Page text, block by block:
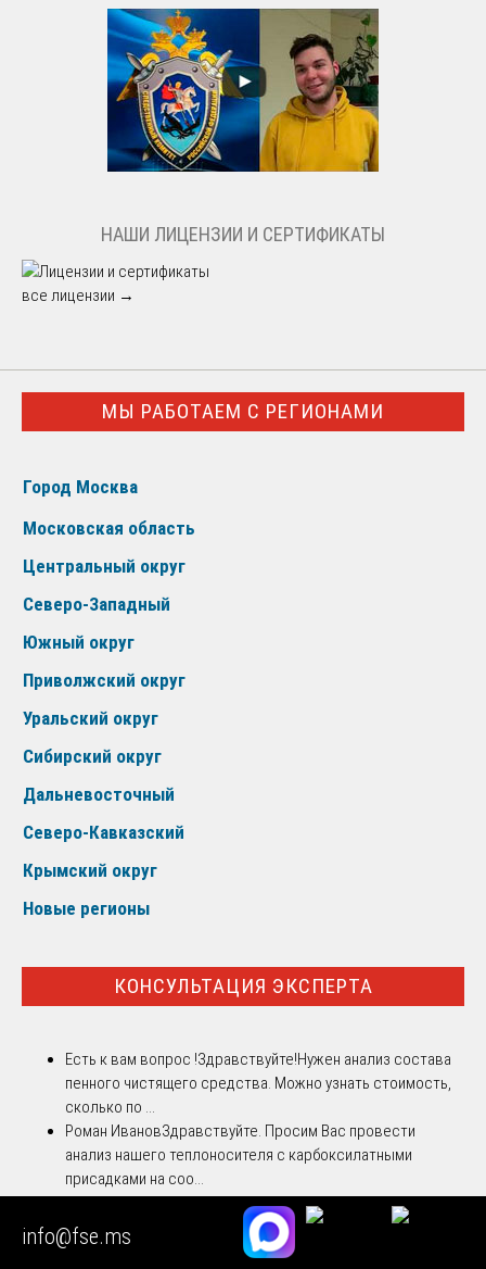
НАШИ ЛИЦЕНЗИИ И СЕРТИФИКАТЫ
все лицензии →
МЫ РАБОТАЕМ С РЕГИОНАМИ
Город Москва
Московская область
Центральный округ
Северо-Западный
Южный округ
Приволжский округ
Уральский округ
Сибирский округ
Дальневосточный
Северо-Кавказский
Крымский округ
Новые регионы
КОНСУЛЬТАЦИЯ ЭКСПЕРТА
Есть к вам вопрос !Здравствуйте!Нужен анализ состава
пенного чистящего средства. Можно узнать стоимость,
сколько по ...
Роман ИвановЗдравствуйте. Просим Вас провести
анализ нашего теплоносителя с карбоксилатными
присадками на соо...
ТатьянаНужна экспертиза ДНК супружеской измены по
пятнам на нижнем белье
Сергей Нужна экспертиза на конструкторские чертежи
info@fse.ms